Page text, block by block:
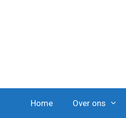
Home Over ons